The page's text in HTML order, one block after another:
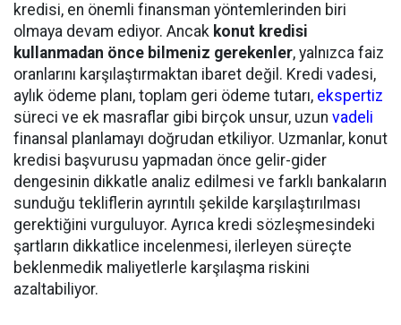
kredisi, en önemli finansman yöntemlerinden biri
olmaya devam ediyor. Ancak konut kredisi
kullanmadan önce bilmeniz gerekenler, yalnızca faiz
oranlarını karşılaştırmaktan ibaret değil. Kredi vadesi,
aylık ödeme planı, toplam geri ödeme tutarı, ekspertiz
süreci ve ek masraflar gibi birçok unsur, uzun vadeli
finansal planlamayı doğrudan etkiliyor. Uzmanlar, konut
kredisi başvurusu yapmadan önce gelir-gider
dengesinin dikkatle analiz edilmesi ve farklı bankaların
sunduğu tekliflerin ayrıntılı şekilde karşılaştırılması
gerektiğini vurguluyor. Ayrıca kredi sözleşmesindeki
şartların dikkatlice incelenmesi, ilerleyen süreçte
beklenmedik maliyetlerle karşılaşma riskini
azaltabiliyor.